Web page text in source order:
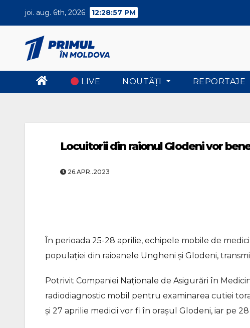
joi. aug. 6th, 2026 12:28:57 PM
LIVE NOUTĂŢI REPORTAJE
Locuitorii din raionul Glodeni vor
26.APR..2023
În perioada 25-28 aprilie, echipele mobile de
populației din raioanele Ungheni și Glodeni,
Potrivit Companiei Naționale de Asigurări în
radiodiagnostic mobil pentru examinarea cutiei
și 27 aprilie medicii vor fi în orașul Glodeni, iar pe